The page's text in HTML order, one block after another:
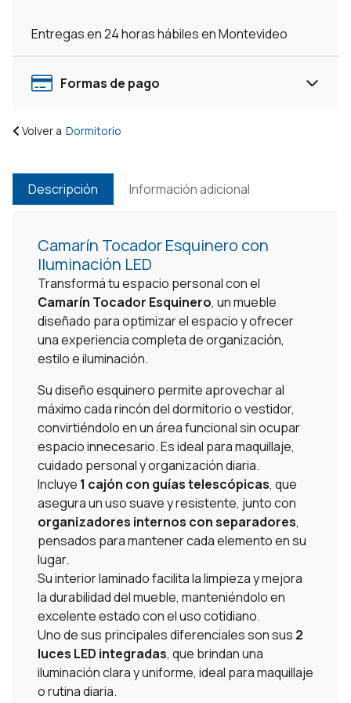
Led
cantidad
Entregas en 24 horas hábiles en Montevideo
Formas de pago
Volver a Dormitorio
Descripción Información adicional
Camarín Tocador Esquinero con
Iluminación LED
Transformá tu espacio personal con el
Camarín Tocador Esquinero, un mueble
diseñado para optimizar el espacio y ofrecer
una experiencia completa de organización,
estilo e iluminación.
Su diseño esquinero permite aprovechar al
máximo cada rincón del dormitorio o vestidor,
convirtiéndolo en un área funcional sin ocupar
espacio innecesario. Es ideal para maquillaje,
cuidado personal y organización diaria.
Incluye 1 cajón con guías telescópicas, que
asegura un uso suave y resistente, junto con
organizadores internos con separadores,
pensados para mantener cada elemento en su
lugar.
Su interior laminado facilita la limpieza y mejora
la durabilidad del mueble, manteniéndolo en
excelente estado con el uso cotidiano.
Uno de sus principales diferenciales son sus 2
luces LED integradas, que brindan una
iluminación clara y uniforme, ideal para maquillaje
o rutina diaria.